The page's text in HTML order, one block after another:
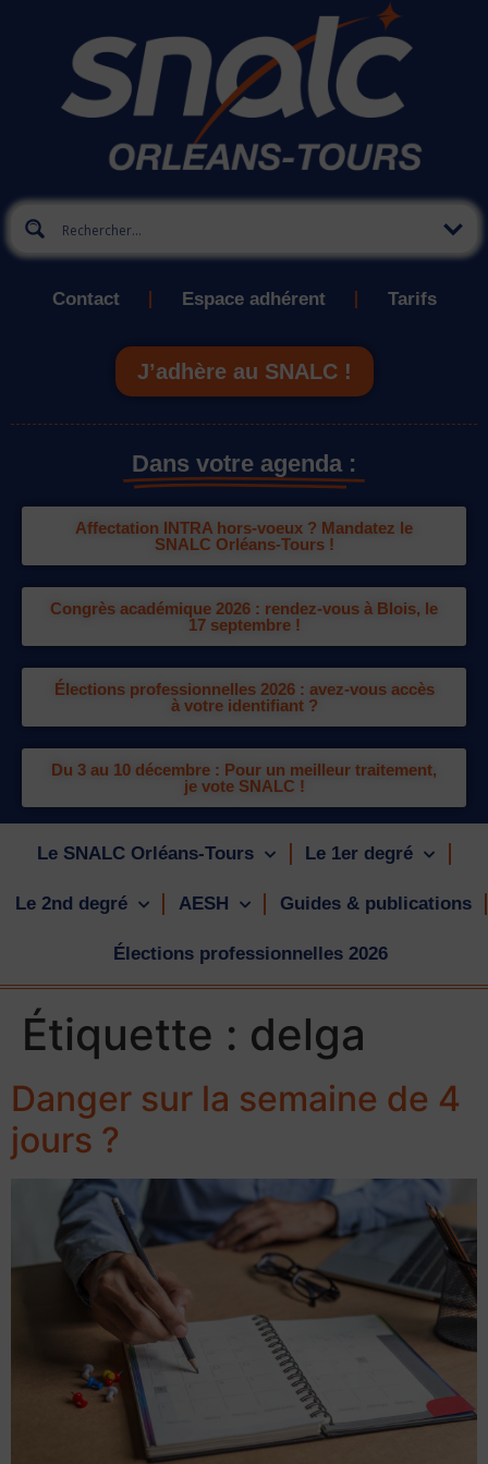
Contact Espace adhérent Tarifs
J’adhère au SNALC !
Dans votre agenda :
Affectation INTRA hors-voeux ? Mandatez le
SNALC Orléans-Tours !
Congrès académique 2026 : rendez-vous à Blois, le
17 septembre !
Élections professionnelles 2026 : avez-vous accès
à votre identifiant ?
Du 3 au 10 décembre : Pour un meilleur traitement,
je vote SNALC !
Le SNALC Orléans-Tours Le 1er degré
Le 2nd degré AESH Guides & publications
Élections professionnelles 2026
Étiquette : delga
Danger sur la semaine de 4
jours ?